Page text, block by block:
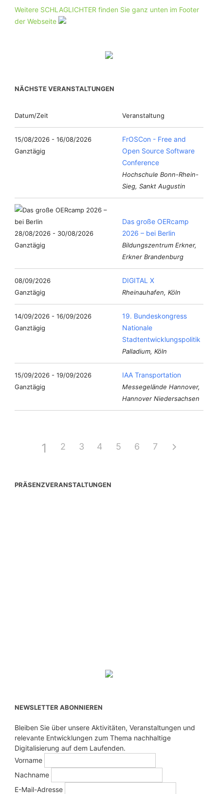
Weitere SCHLAGLICHTER finden Sie ganz unten im Footer
der Webseite
NÄCHSTE VERANSTALTUNGEN
Datum/Zeit Veranstaltung
15/08/2026 - 16/08/2026
Ganztägig
FrOSCon - Free and
Open Source Software
Conference
Hochschule Bonn-Rhein-
Sieg, Sankt Augustin
28/08/2026 - 30/08/2026
Ganztägig
Das große OERcamp
2026 – bei Berlin
Bildungszentrum Erkner,
Erkner Brandenburg
08/09/2026
Ganztägig
DIGITAL X
Rheinauhafen, Köln
14/09/2026 - 16/09/2026
Ganztägig
19. Bundeskongress
Nationale
Stadtentwicklungspolitik
Palladium, Köln
15/09/2026 - 19/09/2026
Ganztägig
IAA Transportation
Messegelände Hannover,
Hannover Niedersachsen
1 2 3 4 5 6 7
PRÄSENZVERANSTALTUNGEN
NEWSLETTER ABONNIEREN
Bleiben Sie über unsere Aktivitäten, Veranstaltungen und
relevante Entwicklungen zum Thema nachhaltige
Digitalisierung auf dem Laufenden.
Vorname
Nachname
E-Mail-Adresse